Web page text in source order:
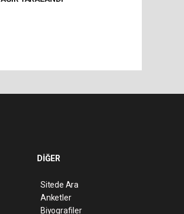
DİĞER
Sitede Ara
Anketler
Biyografiler